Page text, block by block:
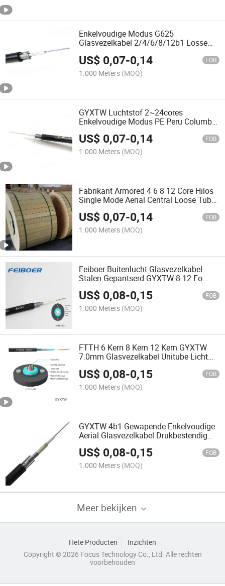
Enkelvoudige Modus G625
Glasvezelkabel 2/4/6/8/12b1 Losse
US$ 0,07-0,14 FOB
1.000 Meters (MOQ)
GYXTW Luchtstof 2~24cores
Enkelvoudige Modus PE Peru Columbia
Mexico Buiten Gearmoured Vezels
Kabel
US$ 0,07-0,14 FOB
1.000 Meters (MOQ)
Fabrikant Armored 4 6 8 12 Core Hilos
Single Mode Aerial Central Loose Tube
G652D G657A Glasvezel Kabel GYXTW
4
US$ 0,07-0,14 FOB
1.000 Meters (MOQ)
Feiboer Buitenlucht Glasvezelkabel
Stalen Gepantserd GYXTW-8-12 Fo
6.0mm 1km
US$ 0,08-0,15 FOB
1.000 Meters (MOQ)
FTTH 6 Kern 8 Kern 12 Kern GYXTW
7.0mm Glasvezelkabel Unitube Licht
Glasvezelkabel
US$ 0,08-0,15 FOB
1.000 Meters (MOQ)
GYXTW 4b1 Gewapende Enkelvoudige
Aerial Glasvezelkabel Drukbestendig
GYXTW 12 Kern Licht Gewapende
Kabel Glasvezelkabel
US$ 0,08-0,15 FOB
1.000 Meters (MOQ)
Meer bekijken
Hete Producten
Inzichten
Copyright © 2026 Focus Technology Co., Ltd. Alle rechten
voorbehouden